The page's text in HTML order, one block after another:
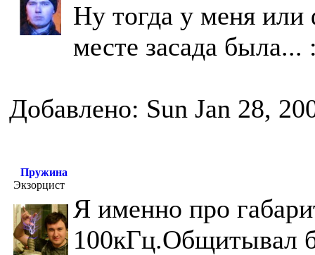
Ну тогда у меня или
месте засада
Добавлено: Sun Jan 28,
Пружина
Экзорцист
Я именно про
100кГц.Общитывал